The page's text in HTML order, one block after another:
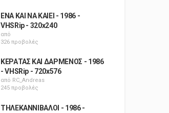
ΕΝΑ ΚΑΙ ΝΑ ΚΑΙΕΙ - 1986 -
VHSRip - 320x240
από
326 προβολές
ΚΕΡΑΤΑΣ ΚΑΙ ΔΑΡΜΕΝΟΣ - 1986
- VHSRip - 720x576
από RC_Andreas
245 προβολές
ΤΗΛΕΚΑΝΝΙΒΑΛΟΙ - 1986 -